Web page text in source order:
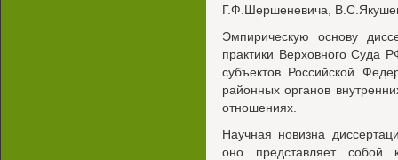
Г.Ф.Шершеневича,
Эмпирическую основу
практики Верховного Суда
субъектов Российской
районных органов
отношениях.
Научная новизна
оно представляет собой